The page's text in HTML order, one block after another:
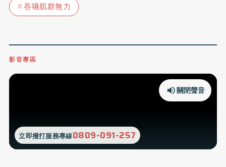
吞嚥肌群無力
影音專區
立即撥打服務專線0809-091-257
關閉聲音